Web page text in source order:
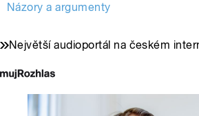
Názory a argumenty
Největší audioportál na českém